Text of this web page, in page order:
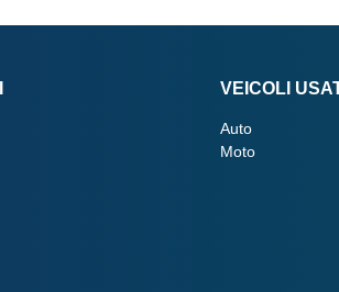
VEICOLI
Auto
Moto